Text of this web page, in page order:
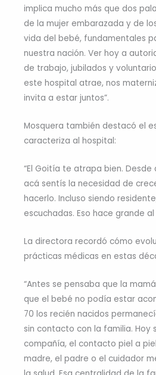
implica mucho más que dos
de la mujer embarazada y de
vida del bebé, fundamentales
nuestra nación. Ver hoy a
de trabajo, jubilados y
este hospital atrae, nos
invita a estar juntos”.
Mosquera también destacó el
caracteriza al hospital:
“El Goitía te atrapa bien.
acá sentís la necesidad de
hacerlo. Incluso siendo
escuchadas. Eso hace grande al
La directora recordó cómo
prácticas médicas en estas
“Antes se pensaba que la
que el bebé no podía estar
70 los recién nacidos
sin contacto con la familia. Hoy
compañía, el contacto piel a
madre, el padre o el cuidador